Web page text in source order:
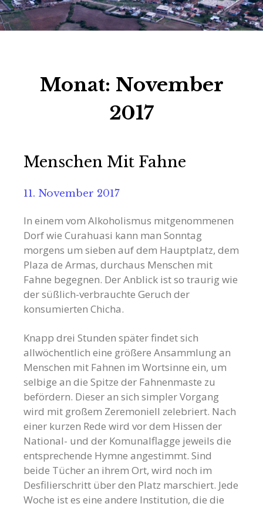
Monat: November
2017
Menschen Mit Fahne
11. November 2017
In einem vom Alkoholismus mitgenommenen
Dorf wie Curahuasi kann man Sonntag
morgens um sieben auf dem Hauptplatz, dem
Plaza de Armas, durchaus Menschen mit
Fahne begegnen. Der Anblick ist so traurig wie
der süßlich-verbrauchte Geruch der
konsumierten Chicha.
Knapp drei Stunden später findet sich
allwöchentlich eine größere Ansammlung an
Menschen mit Fahnen im Wortsinne ein, um
selbige an die Spitze der Fahnenmaste zu
befördern. Dieser an sich simpler Vorgang
wird mit großem Zeremoniell zelebriert. Nach
einer kurzen Rede wird vor dem Hissen der
National- und der Komunalflagge jeweils die
entsprechende Hymne angestimmt. Sind
beide Tücher an ihrem Ort, wird noch im
Desfilierschritt über den Platz marschiert. Jede
Woche ist es eine andere Institution, die die